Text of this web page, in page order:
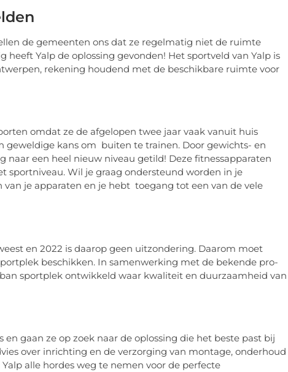
de gemeenten ons dat ze regelmatig niet de ruimte
Yalp de oplossing gevonden! Het sportveld van Yalp is
rekening houdend met de beschikbare ruimte voor
omdat ze de afgelopen twee jaar vaak vanuit huis
geweldige kans om buiten te trainen. Door gewichts- en
een heel nieuw niveau getild! Deze fitnessapparaten
sportniveau. Wil je graag ondersteund worden in je
je apparaten en je hebt toegang tot een van de vele
en 2022 is daarop geen uitzondering. Daarom moet
beschikken. In samenwerking met de bekende pro-
sportplek ontwikkeld waar kwaliteit en duurzaamheid van
gaan ze op zoek naar de oplossing die het beste past bij
over inrichting en de verzorging van montage, onderhoud
alle hordes weg te nemen voor de perfecte